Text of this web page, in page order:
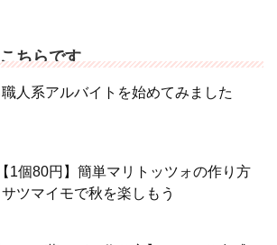
ちらです
人系アルバイトを始めてみました
1個80円】簡単マリトッツォの作り方
サツマイモで秋を楽しもう